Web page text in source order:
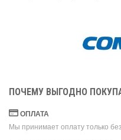
ПОЧЕМУ ВЫГОДНО
ОПЛАТА
Мы принимает оплату только